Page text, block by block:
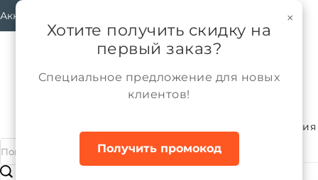
Аккаунт
Трикотажные изделия
#
Подкатегории
×
Хотите получить скидку на
первый заказ?
Специальное предложение для новых
клиентов!
Получить промокод